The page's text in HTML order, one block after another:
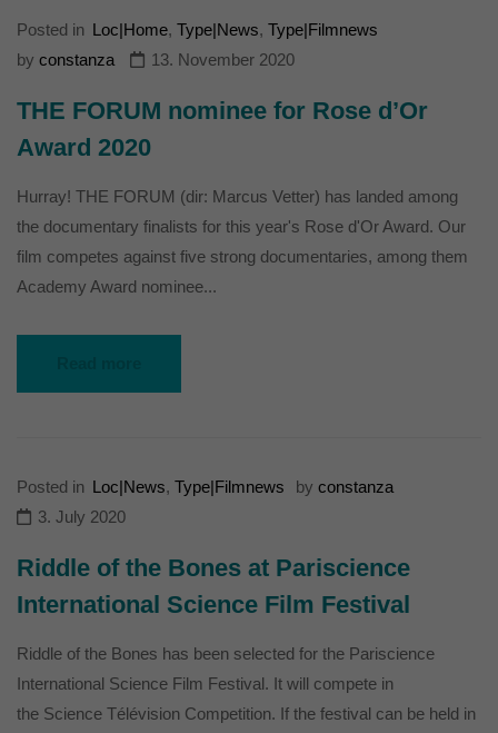
Posted in Loc|Home, Type|News, Type|Filmnews
by constanza 13. November 2020
THE FORUM nominee for Rose d’Or
Award 2020
Hurray! THE FORUM (dir: Marcus Vetter) has landed among
the documentary finalists for this year's Rose d'Or Award. Our
film competes against five strong documentaries, among them
Academy Award nominee...
Posted in Loc|News, Type|Filmnews by constanza
3. July 2020
Riddle of the Bones at Pariscience
International Science Film Festival
Riddle of the Bones has been selected for the Pariscience
International Science Film Festival. It will compete in
the Science Télévision Competition. If the festival can be held in